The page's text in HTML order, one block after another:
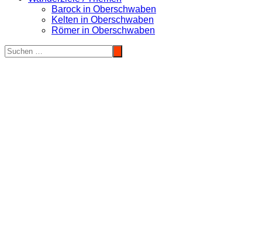
Barock in Oberschwaben
Kelten in Oberschwaben
Römer in Oberschwaben